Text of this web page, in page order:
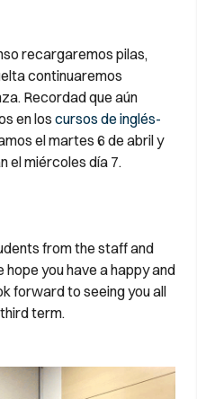
recargaremos pilas,
continuaremos
Recordad que aún
en los cursos de inglés-
el martes 6 de abril y
el miércoles día 7.
from the staff and
you have a happy and
forward to seeing you all
term.